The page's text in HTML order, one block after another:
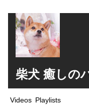
柴犬 癒しの
Videos Playlists